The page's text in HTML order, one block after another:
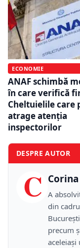
ECONOMIE
ANAF schimbă
în care verifică
Cheltuielile care
atrage atenția
inspectorilor
DESPRE AUTOR
C
A
din
precum
aceleiași